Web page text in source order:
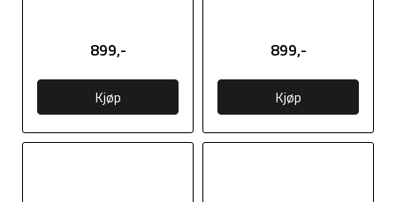
899,-
Kjøp
899,-
Kjøp